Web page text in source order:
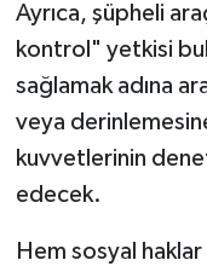
Ayrıca, şüpheli
kontrol" yetkisi
sağlamak adına
veya
kuvvetlerinin
edecek.
Hem sosyal